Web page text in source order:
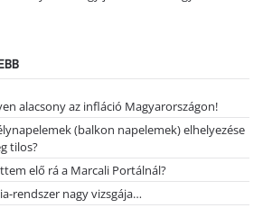
alacsony az infláció Magyarországon!
(balkon napelemek) elhelyezése
tilos?
elő rá a Marcali Portálnál?
rendszer nagy vizsgája…